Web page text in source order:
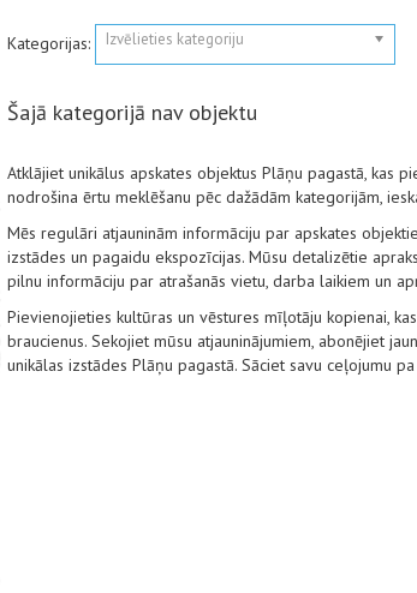
Kategorijas: Izvēlieties kategoriju
Šajā kategorijā nav objektu
Atklājiet unikālus apskates objektus Plāņu pagastā, kas
nodrošina ērtu meklēšanu pēc dažādām kategorijām,
Mēs regulāri atjauninām informāciju par apskates
izstādes un pagaidu ekspozīcijas. Mūsu detalizētie
pilnu informāciju par atrašanās vietu, darba laikiem un
Pievienojieties kultūras un vēstures mīļotāju kopienai,
braucienus. Sekojiet mūsu atjauninājumiem, abonējiet
unikālas izstādes Plāņu pagastā. Sāciet savu ceļojumu